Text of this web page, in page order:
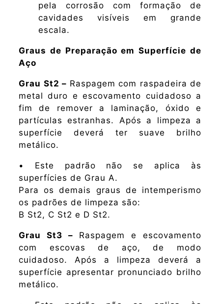
pela corrosão com formação de
cavidades visíveis em grande
escala.
Graus de Preparação em Superfície de
Aço
Grau St2 – Raspagem com raspadeira de
metal duro e escovamento cuidadoso a
fim de remover a laminação, óxido e
partículas estranhas. Após a limpeza a
superfície deverá ter suave brilho
metálico.
• Este padrão não se aplica às
superfícies de Grau A.
Para os demais graus de intemperismo
os padrões de limpeza são:
B St2, C St2 e D St2.
Grau St3 – Raspagem e escovamento
com escovas de aço, de modo
cuidadoso. Após a limpeza deverá a
superfície apresentar pronunciado brilho
metálico.